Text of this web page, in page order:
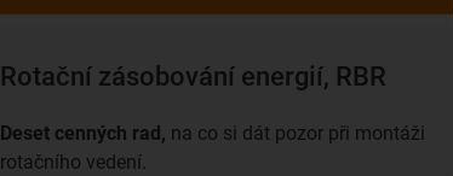
Rotační zásobování energií, RBR
Deset cenných rad, na co si dát pozor při montáži
rotačního vedení.